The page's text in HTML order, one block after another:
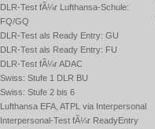
DLR-Test fÃ¼r Lufthansa-Schule:
FQ/GQ
DLR-Test als Ready Entry: GU
DLR-Test als Ready Entry: FU
DLR-Test fÃ¼r ADAC
Swiss: Stufe 1 DLR BU
Swiss: Stufe 2 bis 6
Lufthansa EFA, ATPL via Interpersonal
Interpersonal-Test fÃ¼r ReadyEntry